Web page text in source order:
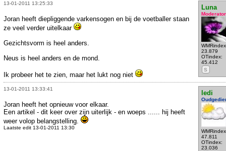
13-01-2011 13:25:33
Luna
Moderator
23.879
OTindex:
45.412
S
Joran heeft diepliggende varkensogen en bij de voetballer staan
ze veel verder uitelkaar
Gezichtsvorm is heel anders.
Neus is heel anders en de mond.
Ik probeer het te zien, maar het lukt nog niet
13-01-2011 13:33:41
ledi
47.811
OTindex:
23.036
Joran heeft het opnieuw voor elkaar.
Een artikel - dit keer over zijn uiterlijk - en woeps ...... hij heeft
weer volop belangstelling.
Laatste edit 13-01-2011 13:30